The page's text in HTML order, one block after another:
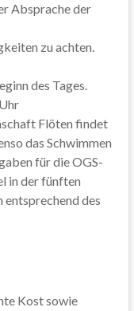
Absprache der
zu achten.
des Tages.
Flöten findet
das Schwimmen
für die OGS-
in der fünften
des
Kost sowie